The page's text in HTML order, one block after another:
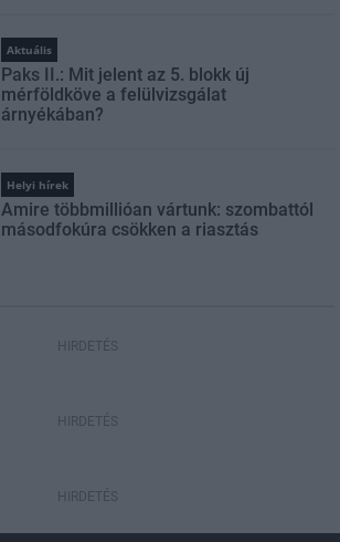
Aktuális
Paks II.: Mit jelent az 5. blokk új
mérföldköve a felülvizsgálat
árnyékában?
Helyi hírek
Amire többmillióan vártunk: szombattól
másodfokúra csökken a riasztás
HIRDETÉS
HIRDETÉS
HIRDETÉS